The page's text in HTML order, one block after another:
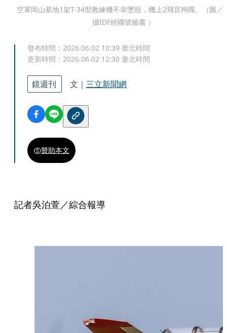
空軍岡山基地1架T-34型教練機不幸墜毀，機上2飛官殉職。（圖／
攝IDF經國號臉書 ）
發布時間： 2026.06.02 10:39 臺北時間
更新時間： 2026.06.02 12:30 臺北時間
鏡週刊 文｜ 三立新聞網
贊助本文
記者吳泊萱／綜合報導